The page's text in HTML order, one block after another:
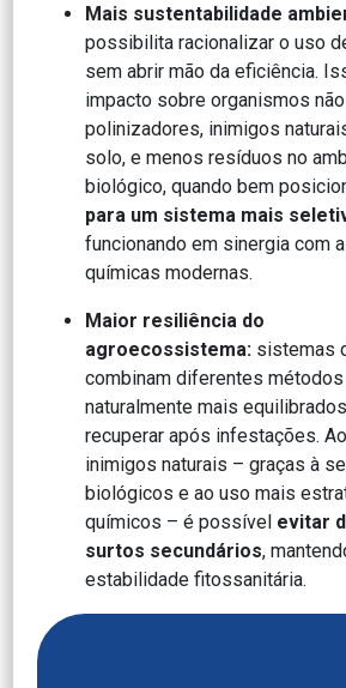
Mais sustentabilidade
possibilita racionalizar o uso
sem abrir mão da eficiência.
impacto sobre organismos
polinizadores, inimigos
solo, e menos resíduos no
biológico, quando bem
para um sistema mais
funcionando em sinergia com
químicas modernas.
Maior resiliência do
agroecossistema: sistemas
combinam diferentes
naturalmente mais
recuperar após infestações.
inimigos naturais – graças à
biológicos e ao uso mais
químicos – é possível evitar
surtos secundários,
estabilidade fitossanitária.